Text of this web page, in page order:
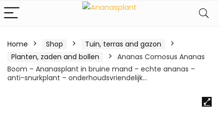
Home Shop
Tuin, terras and gazon
Planten, zaden and bollen
Ananas Comosus Ananas
Boom – Ananasplant in bruine mand – echte ananas –
anti-snurkplant – onderhoudsvriendelijk…